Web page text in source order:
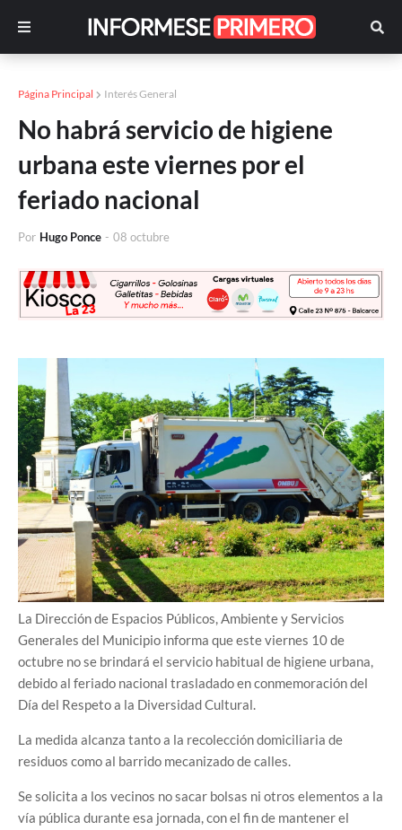
Página Principal Interés General
No habrá servicio de higiene
urbana este viernes por el
feriado nacional
Por Hugo Ponce - 08 octubre
La Dirección de Espacios Públicos, Ambiente y Servicios
Generales del Municipio informa que este viernes 10 de
octubre no se brindará el servicio habitual de higiene urbana,
debido al feriado nacional trasladado en conmemoración del
Día del Respeto a la Diversidad Cultural.
La medida alcanza tanto a la recolección domiciliaria de
residuos como al barrido mecanizado de calles.
Se solicita a los vecinos no sacar bolsas ni otros elementos a la
vía pública durante esa jornada, con el fin de mantener el